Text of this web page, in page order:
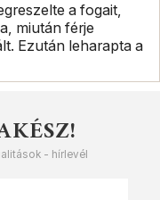
a fogait,
miután férje
Ezután leharapta a
- hírlevél